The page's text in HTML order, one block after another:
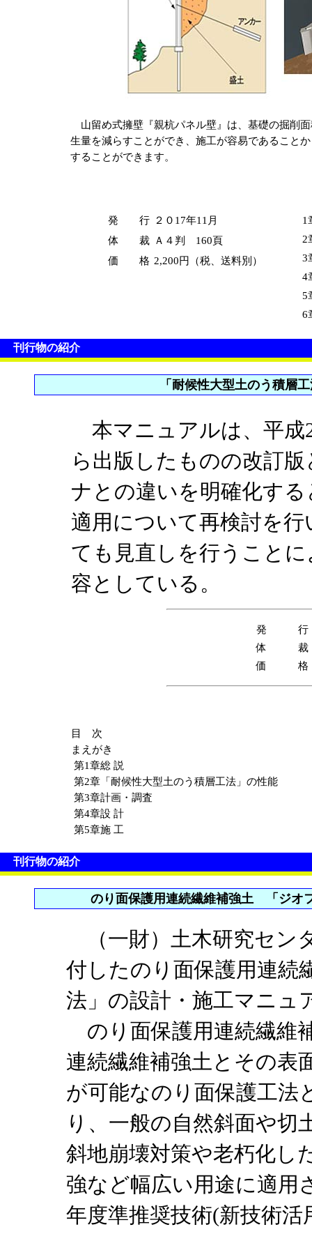
山留め式擁壁『親杭パネル壁』は、基礎の掘削
生量を減らすことができ、施工が容易であること
することができます。
発 行 ２０17年11月
体 裁 Ａ４判 160頁
価 格 2,200円（税、送料別）
6
刊行物の紹介
「耐候性大型土のう積層
本マニュアルは、平成
ら出版したものの改訂
ナとの違いを明確化す
適用について再検討を
ても見直しを行うこと
容としている。
発 行
体 裁
価 格
目 次
まえがき
第1章総 説
第2章 「耐候性大型土のう積層工法」の性能
第3章計画・調査
第4章設 計
第5章施 工
刊行物の紹介
のり面保護用連続繊維補強土 「ジ
（一財）土木研究セン
付したのり面保護用連続
法」の設計・施工マニュ
のり面保護用連続繊維
連続繊維補強土とその表
が可能なのり面保護工法
り、一般の自然斜面や切
斜地崩壊対策や老朽化し
強など幅広い用途に適用
年度準推奨技術(新技術